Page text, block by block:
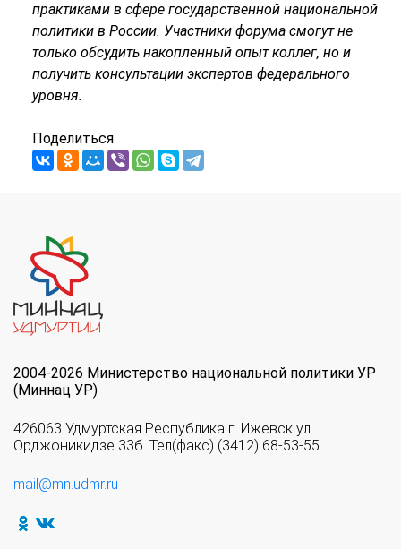
практиками в сфере государственной национальной
политики в России. Участники форума смогут не
только обсудить накопленный опыт коллег, но и
получить консультации экспертов федерального
уровня.
Поделиться
2004-2026 Министерство национальной политики УР
(Миннац УР)
426063 Удмуртская Республика г. Ижевск ул.
Орджоникидзе 33б. Тел(факс) (3412) 68-53-55
mail@mn.udmr.ru